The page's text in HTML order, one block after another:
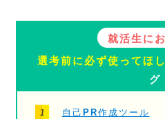
就活生に
選考前に必ず使ってほ
グ
自己PR作成ツール